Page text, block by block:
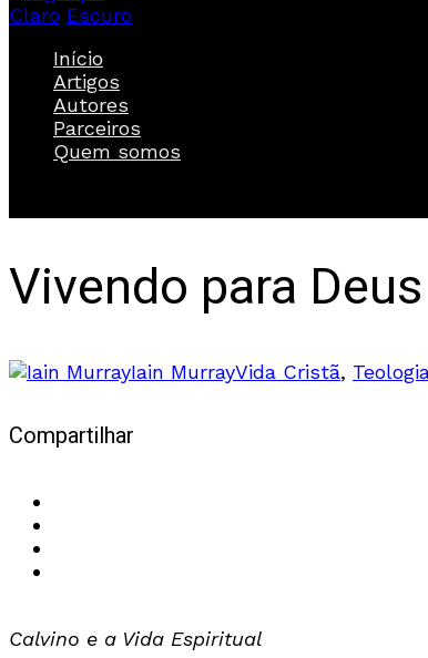
Claro Escuro
Início
Artigos
Autores
Parceiros
Quem somos
Vivendo para Deus
Iain MurrayVida Cristã,
Compartilhar
Calvino e a Vida Espiritual